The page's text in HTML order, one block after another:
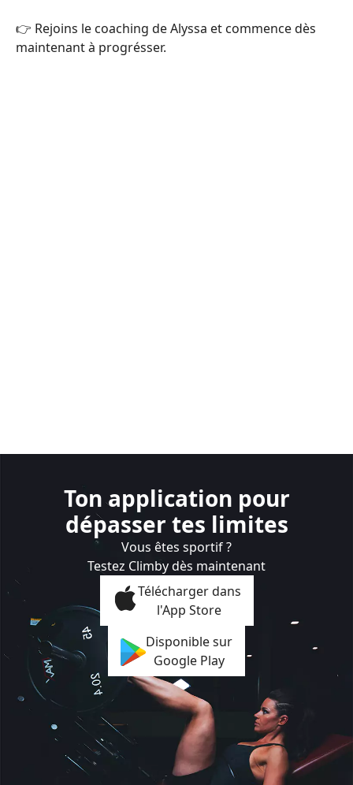
👉 Rejoins le coaching de Alyssa et commence dès
maintenant à progrésser.
Ton application pour
dépasser tes limites
Vous êtes sportif ?
Testez Climby dès maintenant
Télécharger dans
l'App Store
Disponible sur
Google Play